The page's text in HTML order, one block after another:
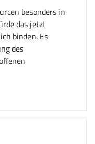
besonders in
das jetzt
binden. Es
des